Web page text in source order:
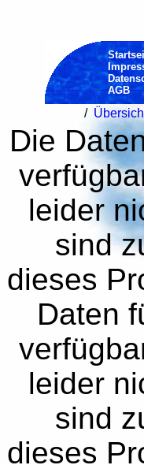
AGB
/
Die
leider
sind
dieses
Daten
leider
sind
dieses